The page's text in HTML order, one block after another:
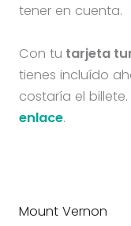
tener en cuenta.
Con tu tarjeta
tienes incluído
costaría el
enlace.
Mount Vernon